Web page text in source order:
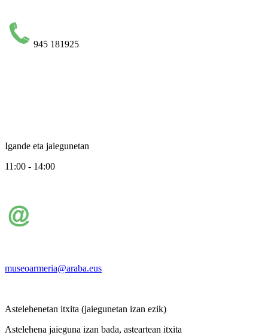
945 181925
Igande eta jaiegunetan
11:00 - 14:00
museoarmeria@araba.eus
Astelehenetan itxita (jaiegunetan izan ezik)
Astelehena jaieguna izan bada, asteartean itxita